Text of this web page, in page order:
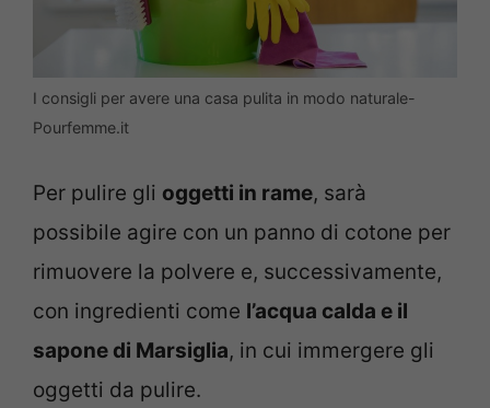
I consigli per avere una casa pulita in modo naturale-
Pourfemme.it
Per pulire gli oggetti in rame, sarà
possibile agire con un panno di cotone per
rimuovere la polvere e, successivamente,
con ingredienti come l’acqua calda e il
sapone di Marsiglia, in cui immergere gli
oggetti da pulire.